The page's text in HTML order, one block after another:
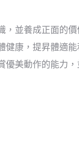
，並養成正面的
康，提昇體適能
美動作的能力